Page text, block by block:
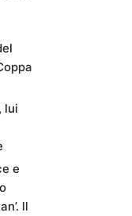
lui
e
Il